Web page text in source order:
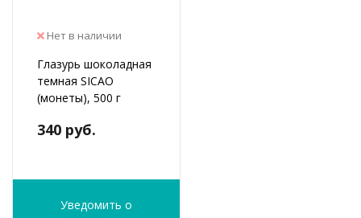
Нет в наличии
Глазурь шоколадная
темная SICAO
(монеты), 500 г
340 руб.
Уведомить о